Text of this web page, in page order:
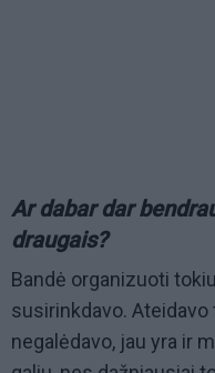
Ar dabar dar
draugais?
Bandė organizuoti
susirinkdavo.
negalėdavo, jau yra ir